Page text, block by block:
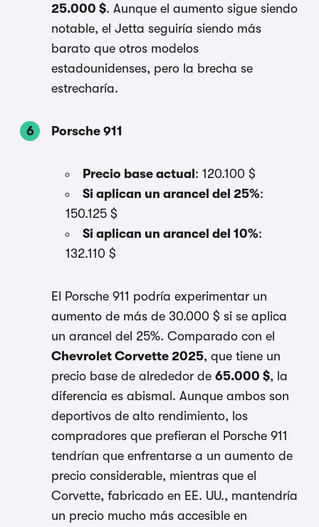
25.000 $. Aunque el aumento sigue siendo
notable, el Jetta seguiría siendo más
barato que otros modelos
estadounidenses, pero la brecha se
estrecharía.
Porsche 911
Precio base actual: 120.100 $
Si aplican un arancel del 25%:
150.125 $
Si aplican un arancel del 10%:
132.110 $
El Porsche 911 podría experimentar un
aumento de más de 30.000 $ si se aplica
un arancel del 25%. Comparado con el
Chevrolet Corvette 2025, que tiene un
precio base de alrededor de 65.000 $, la
diferencia es abismal. Aunque ambos son
deportivos de alto rendimiento, los
compradores que prefieran el Porsche 911
tendrían que enfrentarse a un aumento de
precio considerable, mientras que el
Corvette, fabricado en EE. UU., mantendría
un precio mucho más accesible en